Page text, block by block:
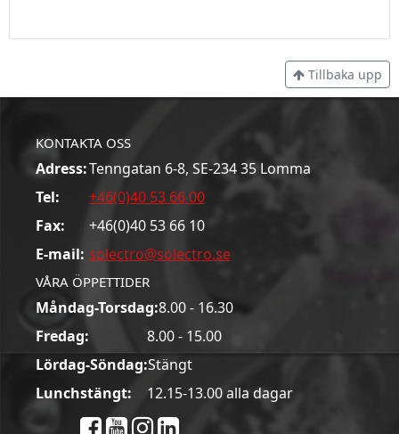
Tillbaka upp
KONTAKTA OSS
Adress:Tenngatan 6-8, SE-234 35 Lomma
Tel:
+46(0)40 53 66 00
Fax:
+46(0)40 53 66 10
E-mail: solectro@solectro.se
VÅRA ÖPPETTIDER
Måndag-Torsdag:8.00 - 16.30
Fredag:
8.00 - 15.00
Lördag-Söndag:Stängt
Lunchstängt:
12.15-13.00 alla dagar